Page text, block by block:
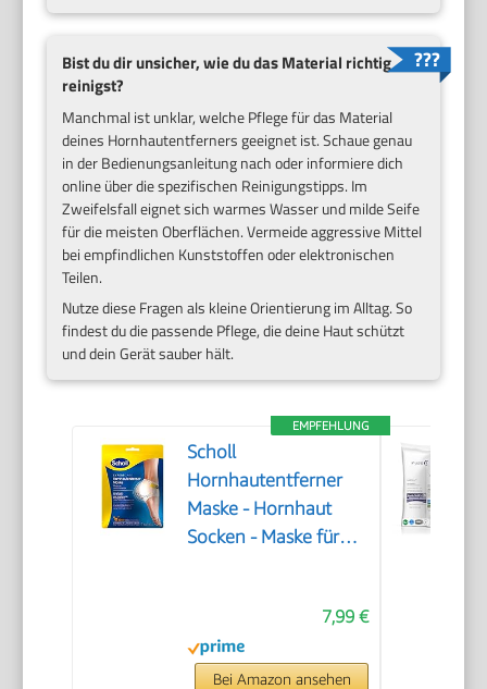
Bist du dir unsicher, wie du das Material richtig
reinigst?
Manchmal ist unklar, welche Pflege für das Material
deines Hornhautentferners geeignet ist. Schaue genau
in der Bedienungsanleitung nach oder informiere dich
online über die spezifischen Reinigungstipps. Im
Zweifelsfall eignet sich warmes Wasser und milde Seife
für die meisten Oberflächen. Vermeide aggressive Mittel
bei empfindlichen Kunststoffen oder elektronischen
Teilen.
Nutze diese Fragen als kleine Orientierung im Alltag. So
findest du die passende Pflege, die deine Haut schützt
und dein Gerät sauber hält.
EMPFEHLUNG
Scholl
Hornhautentferner
Maske - Hornhaut
Socken - Maske für
7,99 €
Bei Amazon ansehen